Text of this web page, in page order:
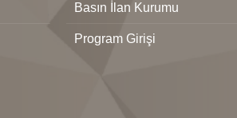
Basın İlan Kurumu
Program Girişi